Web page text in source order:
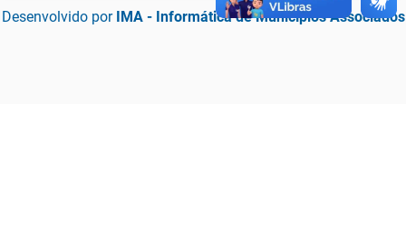
Desenvolvido por IMA - Informática de Municípios Associados